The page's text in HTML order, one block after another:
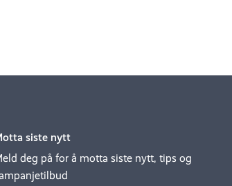
siste nytt
deg på for å motta siste nytt, tips og